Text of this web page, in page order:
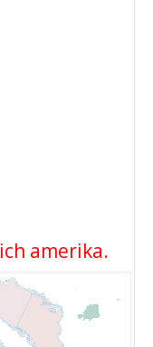
amerika.